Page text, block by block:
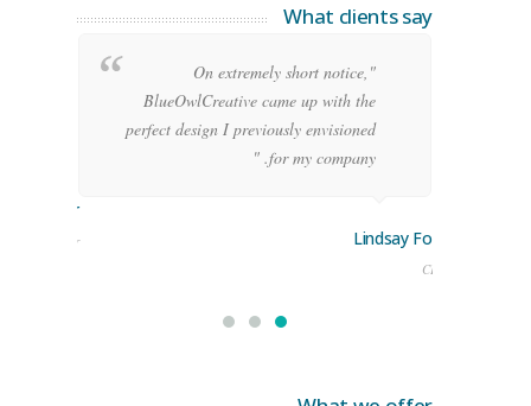
What clients say
"On extremely short notice,
BlueOwlCreative came up with the
perfect design I previously envisioned
for my company. "
Lindsay Ford
CEO
Stoner
Manager